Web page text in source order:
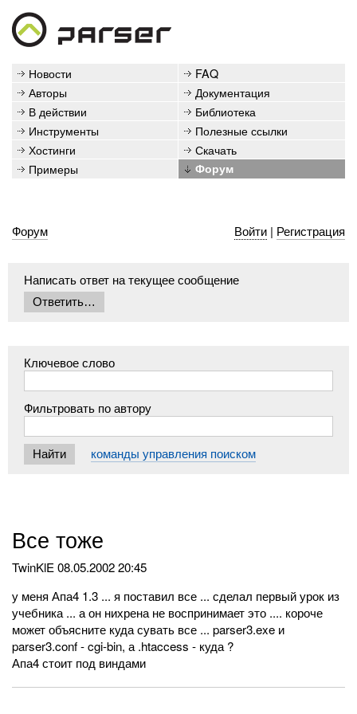
Новости
FAQ
Авторы
Документация
В действии
Библиотека
Инструменты
Полезные ссылки
Хостинги
Скачать
Примеры
Форум
Форум Войти| Регистрация
Написать ответ на текущее сообщение
Ключевое слово
Фильтровать по автору
команды управления поиском
Все тоже
TwinKlE08.05.2002 20:45
у меня Апа4 1.3 ... я поставил все ... сделал первый урок из
учебника ... а он нихрена не воспринимает это .... короче
может объясните куда сувать все ... parser3.exe и
parser3.conf - cgi-bin, а .htaccess - куда ?
Апа4 стоит под виндами